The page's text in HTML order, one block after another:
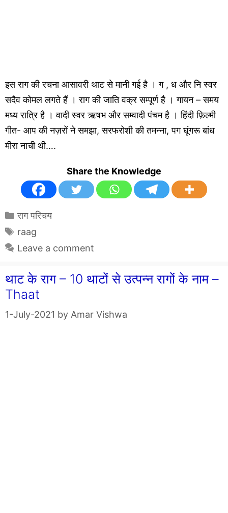
इस राग की रचना आसावरी थाट से मानी गई है । ग , ध और नि स्वर
सदैव कोमल लगते हैं । राग की जाति वक्र सम्पूर्ण है । गायन – समय
मध्य रात्रि है । वादी स्वर ऋषभ और सम्वादी पंचम है । हिंदी फ़िल्मी
गीत- आप की नज़रों ने समझा, सरफरोशी की तमन्ना, पग घूंगरू बांध
मीरा नाची थी….
Share the Knowledge
Categories
राग परिचय
Tags
raag
Leave a comment
थाट के राग – 10 थाटों से उत्पन्न रागों के नाम –
Thaat
1-July-2021 by Amar Vishwa